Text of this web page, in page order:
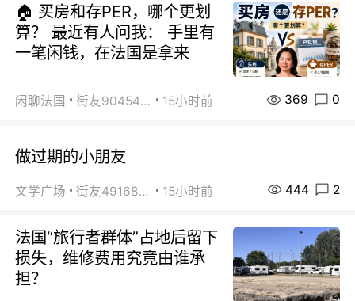
🏠 买房和存PER，哪个更划
算？ 最近有人问我： 手里有
一笔闲钱，在法国是拿来
闲聊法国 街友90454511 15小时前 369 0
做过期的小朋友
文学广场 街友49168527 15小时前 444 2
法国“旅行者群体”占地后留下
损失，维修费用究竟由谁承
担？